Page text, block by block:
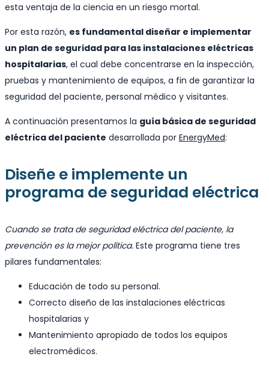
esta ventaja de la ciencia en un riesgo mortal.
Por esta razón, es fundamental diseñar e implementar
un plan de seguridad para las instalaciones eléctricas
hospitalarias, el cual debe concentrarse en la inspección,
pruebas y mantenimiento de equipos, a fin de garantizar la
seguridad del paciente, personal médico y visitantes.
A continuación presentamos la guía básica de seguridad
eléctrica del paciente desarrollada por EnergyMed:
Diseñe e implemente un
programa de seguridad eléctrica
Cuando se trata de seguridad eléctrica del paciente, la
prevención es la mejor política. Este programa tiene tres
pilares fundamentales:
Educación de todo su personal.
Correcto diseño de las instalaciones eléctricas
hospitalarias y
Mantenimiento apropiado de todos los equipos
electromédicos.